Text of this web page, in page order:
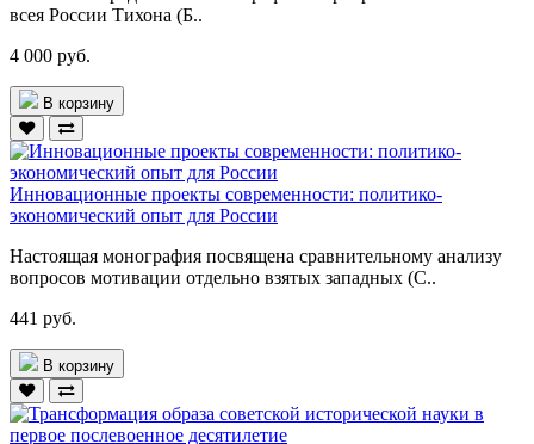
всея России Тихона (Б..
4 000 руб.
В корзину
Инновационные проекты современности: политико-
экономический опыт для России
Настоящая монография посвящена сравнительному анализу
вопросов мотивации отдельно взятых западных (С..
441 руб.
В корзину